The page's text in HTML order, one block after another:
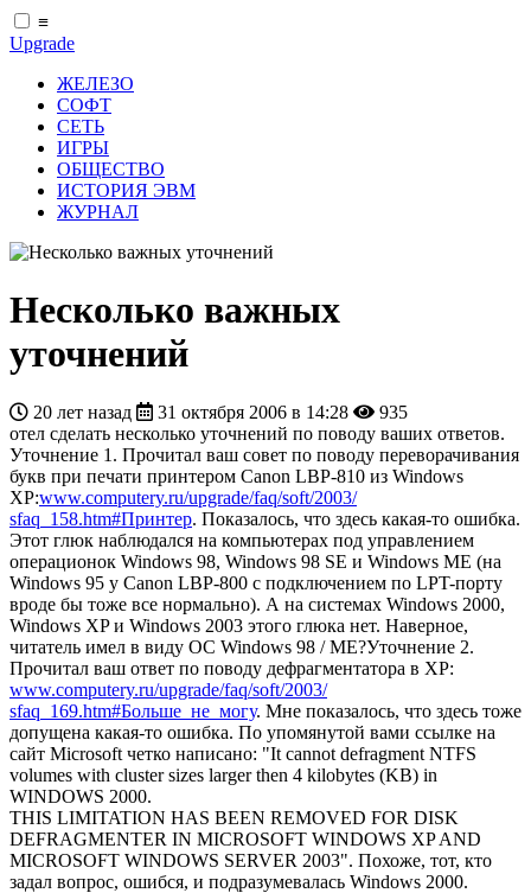
≡
Upgrade
ЖЕЛЕЗО
СОФТ
СЕТЬ
ИГРЫ
ОБЩЕСТВО
ИСТОРИЯ ЭВМ
ЖУРНАЛ
Несколько важных
уточнений
20 лет назад 31 октября 2006 в 14:28
935
отел сделать несколько уточнений по поводу ваших ответов.
Уточнение 1. Прочитал ваш совет по поводу переворачивания
букв при печати принтером Canon LBP-810 из Windows
XP:www.computery.ru/upgrade/faq/soft/2003/
sfaq_158.htm#Принтер. Показалось, что здесь какая-то ошибка.
Этот глюк наблюдался на компьютерах под управлением
операционок Windows 98, Windows 98 SE и Windows ME (на
Windows 95 у Canon LBP-800 с подключением по LPT-порту
вроде бы тоже все нормально). А на системах Windows 2000,
Windows XP и Windows 2003 этого глюка нет. Наверное,
читатель имел в виду ОС Windows 98 / ME?Уточнение 2.
Прочитал ваш ответ по поводу дефрагментатора в XP:
www.computery.ru/upgrade/faq/soft/2003/
sfaq_169.htm#Больше_не_могу. Мне показалось, что здесь тоже
допущена какая-то ошибка. По упомянутой вами ссылке на
сайт Microsoft четко написано: "It cannot defragment NTFS
volumes with cluster sizes larger then 4 kilobytes (KB) in
WINDOWS 2000.
THIS LIMITATION HAS BEEN REMOVED FOR DISK
DEFRAGMENTER IN MICROSOFT WINDOWS XP AND
MICROSOFT WINDOWS SERVER 2003". Похоже, тот, кто
задал вопрос, ошибся, и подразумевалась Windows 2000.